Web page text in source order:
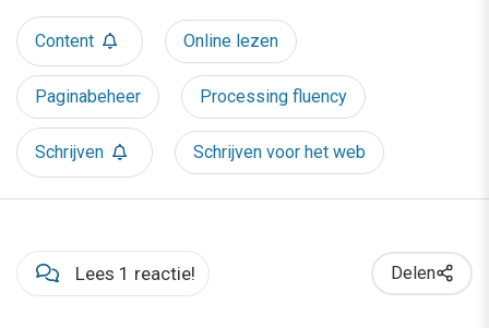
Content Online lezen
Paginabeheer Processing fluency
Schrijven Schrijven voor het web
Lees 1 reactie! Delen